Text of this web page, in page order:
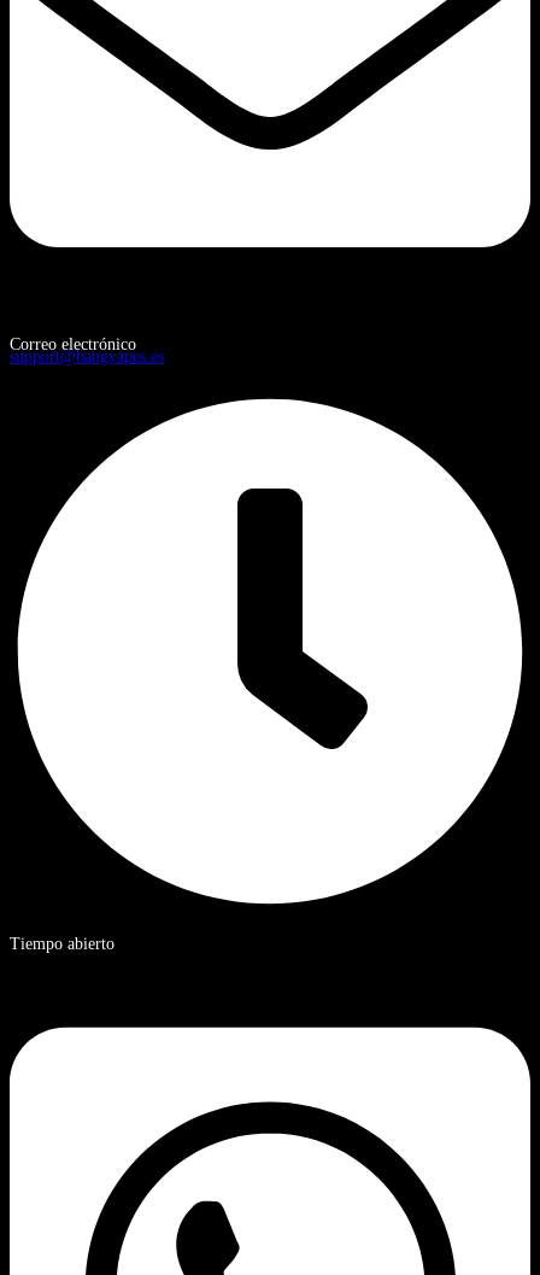
Correo electrónico
support@bangvapes.es
Tiempo abierto
De 9 a 20 horas, hora estándar de China.